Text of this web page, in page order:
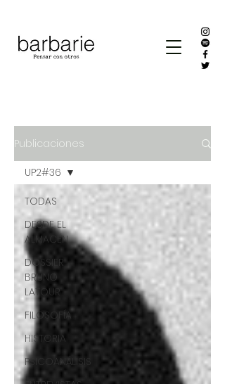
Publicaciones
TODAS
DESDE EL
ALMACÉN
DOSSIER
BRUNO
LATOUR
FILOSOFÍA
HISTORIA
PSICOANÁLISIS
UP2#36